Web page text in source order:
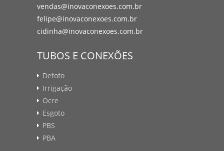
vendas@inovaconexoes.com.br
felipe@inovaconexoes.com.br
cidinha@inovaconexoes.com.br
TUBOS E CONEXÕES
Defofo
Irrigação
Ocre
Esgoto
PBS
PBA